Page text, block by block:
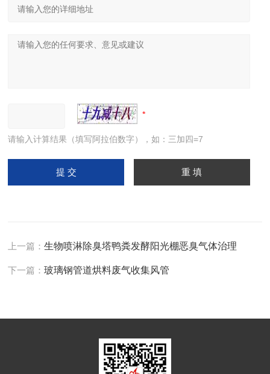
请输入计算结果（填写阿拉伯数字），如：三加四=7
上一篇：生物喷淋除臭塔鸭粪发酵阳光棚恶臭气体治理
下一篇：玻璃钢管道烘料废气收集风管